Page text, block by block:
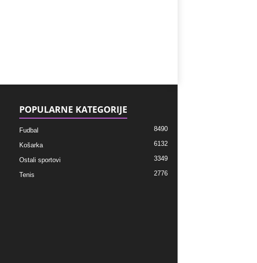
POPULARNE KATEGORIJE
Fudbal 8490
Košarka 6132
Ostali sportovi 3349
Tenis 2776